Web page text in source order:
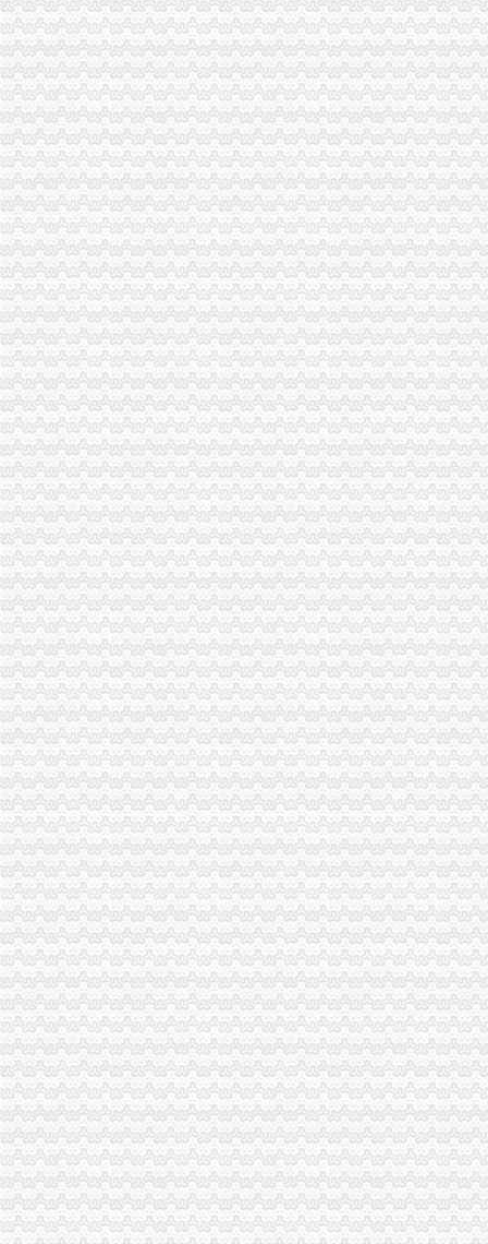
单衍华副局海关报关登记证书长召集宣教处研究谋划2011年工作思路
全市工商系统扎实抓好“民心工程”重庆海关注册项目效果显著
长寿局推行“驻点式”重庆海关注册监管确保食品安全
城口局“四条措施”海关报关登记证书加案件核审提高案件质量
沙坪坝局重庆海关注册创新设立25家电子商务行政指导联系点推动电子商务监
彭水县残联配套9万元扶持残疾人创办微型企业
全市海关报关登记证书工商系统2011年1月第一周击侵知识产权和制售冒伪劣商
2011年“3.15”海关报关注册登记证书电视晚会筹备工作进展顺利
国家工商总局纪检组长何昕检查重庆 “两节”海关报关注册登记证书市场
全市“双”海关报关登记证书行动取得阶段成效
市重庆海关注册登记局邀请人大代表政协委员和老干部代表听取媒体广告监管
市局突出“四个化”重庆海关注册登记贯彻落实全国全市安全生产电视电话会议精
全市重庆海关注册登记微型企业创业培训工作亮点纷呈
市重庆海关注册登记工商局与市外经贸委建立外资登记审批合作机制
市重庆海关注册局向万州区罗田镇赠送春节问金
工商干校2011年第一期微型企业创业培训工作圆满结束
市海关报关注册登记证书消委会召开2011年度消委系统深化消费维权合作检测
北部新区局“三结合、三化”海关报关注册登记证书积开展辖区大型市场“双”工作
黔江局“三个一”重庆海关注册规范微型企业财政补助资金使用
渝北局发挥职能助推农产品“周末赶集”重庆海关注册活动
全系统创先争优活动受到国家工商总局重庆海关注册领导高度评价
万盛局海关报关注册登记证书积索新载体服务经济发展取得新成绩
涪陵区召开击销、重庆海关在哪里非法促销和查处取缔无照经营工作会
市重庆海关注册登记局组织领导干部参观廉政教育基地加示教育
市重庆海关在哪里局采取四项措施圆满完成规范文件清理工作
全系统四名干部获世博会知识产权保护专项行动先进个人表彰
市重庆海关注册消委发布2011年春节旅游提示
2010年流通环节食品安全监管呈现三个点
市局落实五项措施迅速达贯彻全市“两会”重庆海关注册登记精